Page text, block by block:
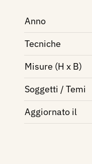
Anno
Tecniche
Misure (H x B)
Soggetti / Temi
Aggiornato il